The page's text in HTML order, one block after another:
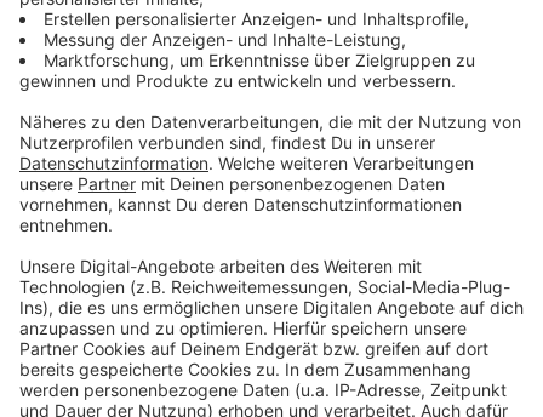
Anzeige